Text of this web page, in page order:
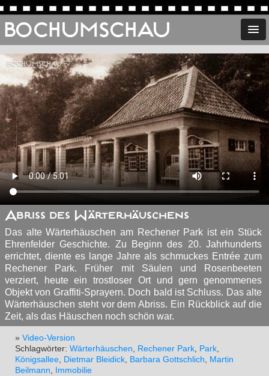
BOCHUMSCHAU
Abriss des Wärterhäuschens
Das alte Wärterhäuschen am Rechener Park ist ein Stück
Ehrenfelder Geschichte. Zu Beginn des 20. Jahrhunderts
errichtet, diente es lange Jahre als schmuckes En­t­rée zum
Rechener Park. Früher mit Säulen und Rosenbeeten
verziert, heute ein trostloser Ort und gern genommenes
Objekt von Graffiti-Sprayern. Doch bald ist Schluss. Das alte
Wärterhäuschen steht vor dem Abriss. Ein Rückblick auf die
Zeit, als das Häuschen noch schön war.
» Video-Version
Schlagwörter: Wärterhäuschen, Rechener Park, Park,
Königsallee, Dietmar Bleidick, Barbara Gottschlich, Martin
Beilmann, Immobilie